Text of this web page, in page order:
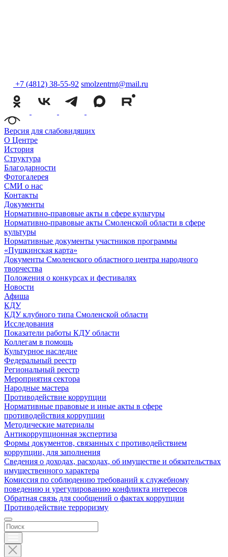
+7 (4812) 38-55-92 smolzentrnt@mail.ru
Версия для слабовидящих
О Центре
История
Структура
Благодарности
Фотогалерея
СМИ о нас
Контакты
Документы
Нормативно-правовые акты в сфере культуры
Нормативно-правовые акты Смоленской области в сфере
культуры
Нормативные документы участников программы
«Пушкинская карта»
Документы Смоленского областного центра народного
творчества
Положения о конкурсах и фестивалях
Новости
Афиша
КДУ
КДУ клубного типа Смоленской области
Исследования
Показатели работы КДУ области
Коллегам в помощь
Культурное наследие
Федеральный реестр
Региональный реестр
Мероприятия сектора
Народные мастера
Противодействие коррупции
Нормативные правовые и иные акты в сфере
противодействия коррупции
Методические материалы
Антикоррупционная экспертиза
Формы документов, связанных с противодействием
коррупции, для заполнения
Сведения о доходах, расходах, об имуществе и обязательствах
имущественного характера
Комиссия по соблюдению требований к служебному
поведению и урегулированию конфликта интересов
Обратная связь для сообщений о фактах коррупции
Противодействие терроризму